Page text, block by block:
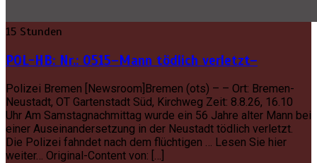
15 Stunden
POL-HB: Nr.: 0515–Mann tödlich verletzt–
Polizei Bremen [Newsroom]Bremen (ots) – – Ort: Bremen-
Neustadt, OT Gartenstadt Süd, Kirchweg Zeit: 8.8.26, 16.10
Uhr Am Samstagnachmittag wurde ein 56 Jahre alter Mann bei
einer Auseinandersetzung in der Neustadt tödlich verletzt.
Die Polizei fahndet nach dem flüchtigen … Lesen Sie hier
weiter… Original-Content von: […]